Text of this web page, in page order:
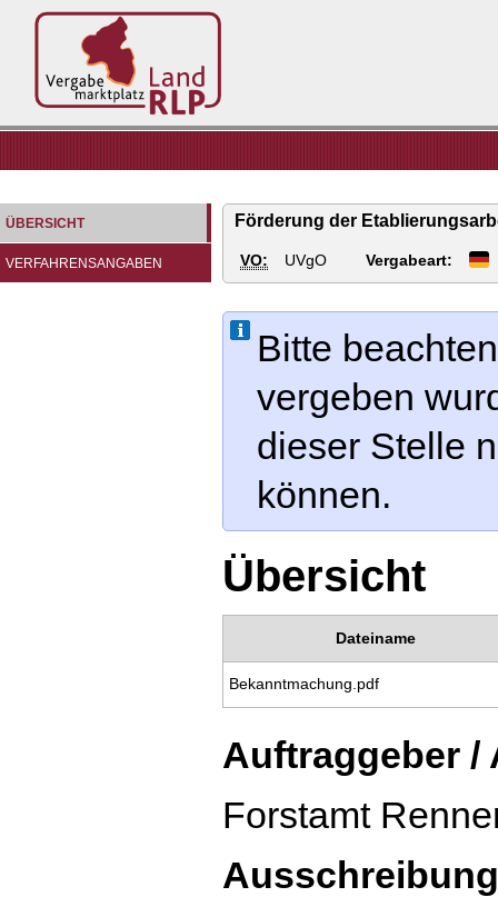
Vergabemarktplatz
Land
ÜBERSICHT
VERFAHRENSANGABEN
Förderung der
VO: UVgO Vergabeart:
Bitte
vergeben
dieser Stelle
können.
Übersicht
Dateiname
Bekanntmachung.pdf
Auftraggeber /
Forstamt